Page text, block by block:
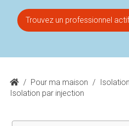
Trouvez un professionnel
/ Pour ma maison / Isolation
Isolation par injection